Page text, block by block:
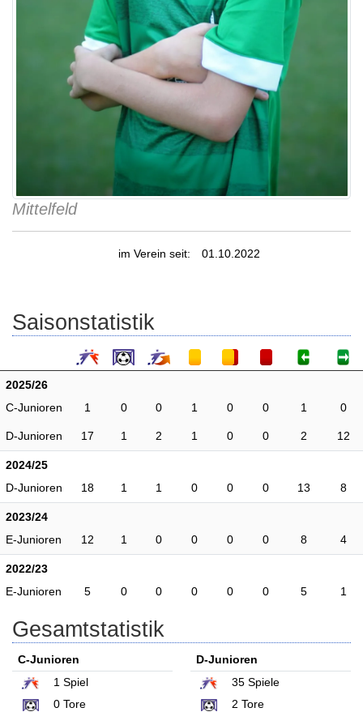
Mittelfeld
im Verein seit: 01.10.2022
Saisonstatistik
2025/26
C-Junioren
1 0 0 1 0 0 1 0
D-Junioren 17 1 2 1 0 0 2 12
2024/25
D-Junioren
18 1 1 0 0 0 13 8
2023/24
E-Junioren
12 1 0 0 0 0 8 4
2022/23
E-Junioren
5 0 0 0 0 0 5 1
Gesamtstatistik
C-Junioren
1 Spiel
0 Tore
D-Junioren
35Spiele
2 Tore